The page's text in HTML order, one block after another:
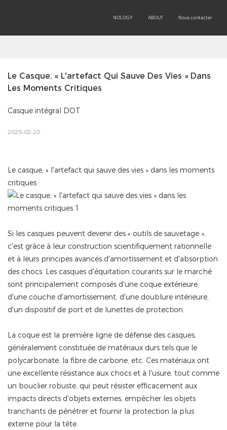
TECHNOLOGY ABOUT Nous contacter
Le Casque, « L'artefact Qui Sauve Des Vies » Dans
Les Moments Critiques
Casque intégral DOT
2025-02-20
Le casque, « l'artefact qui sauve des vies » dans les moments
critiques
Si les casques peuvent devenir des « outils de sauvetage »,
c'est grâce à leur construction scientifiquement rationnelle
et à leurs principes avancés d'amortissement et d'absorption
des chocs. Les casques d'équitation courants sur le marché
sont principalement composés d'une coque extérieure,
d'une couche d'amortissement, d'une doublure intérieure,
d'un dispositif de port et de lunettes de protection.
La coque est la première ligne de défense des casques,
généralement constituée de matériaux durs tels que le
polycarbonate, la fibre de carbone, etc. Ces matériaux ont
une excellente résistance aux chocs et à l'usure, tout comme
un bouclier robuste, qui peut résister efficacement aux
impacts directs d'objets externes, empêcher les objets
tranchants de pénétrer et fournir la protection la plus
externe pour la tête.